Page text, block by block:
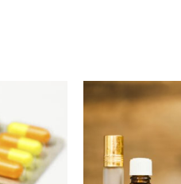
$90.00
până
la
$800.00
are
mai
multe